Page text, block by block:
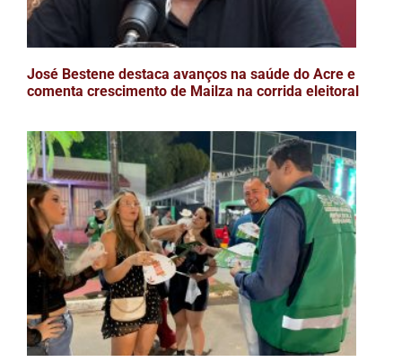
José Bestene destaca avanços na saúde do Acre e
comenta crescimento de Mailza na corrida eleitoral